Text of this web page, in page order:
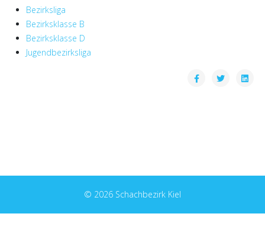
Bezirksliga
Bezirksklasse B
Bezirksklasse D
Jugendbezirksliga
© 2026 Schachbezirk Kiel